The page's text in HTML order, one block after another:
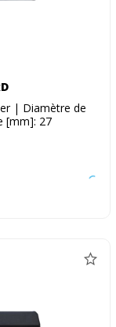
| Diamètre de
[mm]: 27